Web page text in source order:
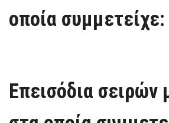
οποία συμμετείχε:
Επεισόδια